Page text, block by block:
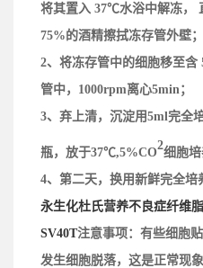
将其置入 37℃水浴中解冻，
75%的酒精擦拭冻存管外壁；
2、 将冻存管中的细胞移至
管中，1000rpm离心5min；
3、 弃上清，沉淀用5ml完全
瓶， 放于37℃,5%CO
2
细胞培
4、 第二天，换用新鲜完全培
永生化杜氏营养不良症纤维
SV40T注意事项： 有些细胞
发生细胞脱落，这是正常现